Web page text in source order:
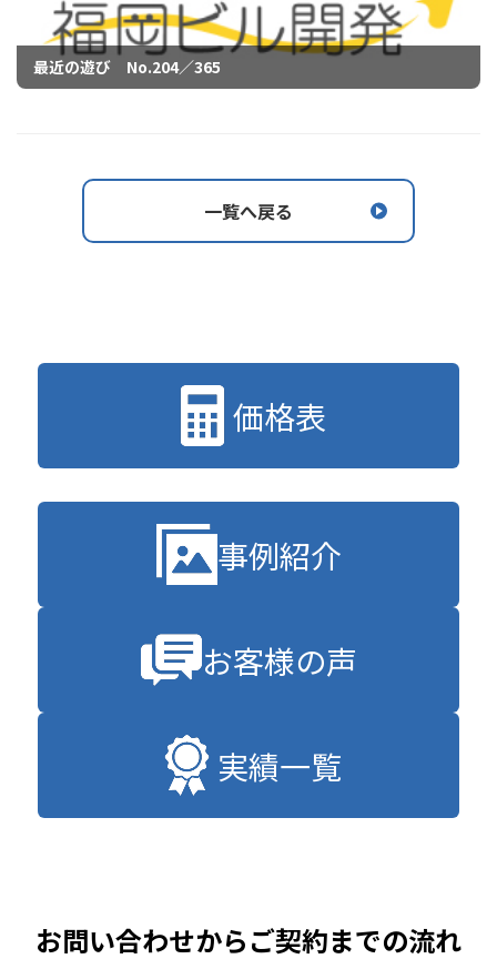
最近の遊び No.204／365
一覧へ戻る
価格表
事例紹介
お客様の声
実績一覧
お問い合わせからご契約までの流れ